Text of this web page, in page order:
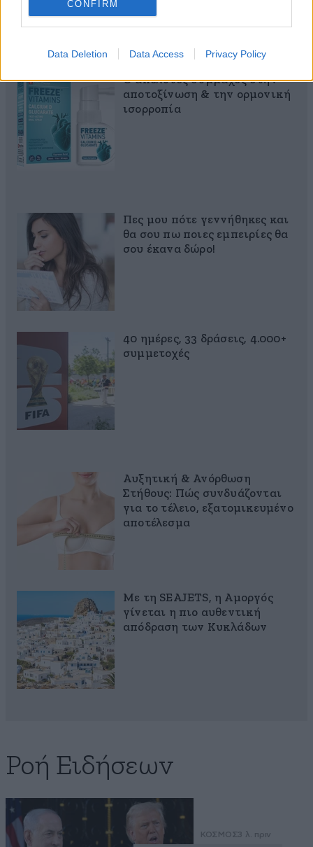
CONFIRM
Data Deletion Data Access Privacy Policy
προοπτικών
Ο απόλυτος σύμμαχος στην
αποτοξίνωση & την ορμονική
ισορροπία
Πες μου πότε γεννήθηκες και
θα σου πω ποιες εμπειρίες θα
σου έκανα δώρο!
40 ημέρες, 33 δράσεις, 4.000+
συμμετοχές
Αυξητική & Ανόρθωση
Στήθους: Πώς συνδυάζονται
για το τέλειο, εξατομικευμένο
αποτέλεσμα
Με τη SEAJETS, η Αμοργός
γίνεται η πιο αυθεντική
απόδραση των Κυκλάδων
Ροή Ειδήσεων
ΚΟΣΜΟΣ3 λ. πριν